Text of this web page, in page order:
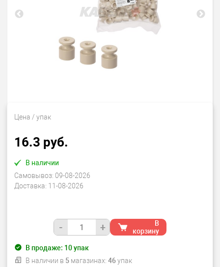
Цена / упак
16.3 руб.
В наличии
Самовывоз: 09-08-2026
Доставка: 11-08-2026
- +
В
корзину
В продаже: 10упак
В наличии в 5 магазинах: 46упак